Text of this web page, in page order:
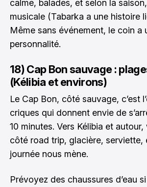
calme, balades, et selon la
musicale (Tabarka a une histoire
Même sans événement, le coin a
personnalité.
18) Cap Bon sauvage :
(Kélibia et environs)
Le Cap Bon, côté sauvage, c’est
criques qui donnent envie de
10 minutes. Vers Kélibia et
côté road trip, glacière, serviette,
journée nous mène.
Prévoyez des chaussures d’eau